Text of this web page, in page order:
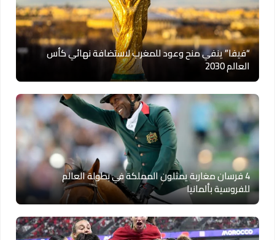
“فيفا” ينفي منح وعود للمغرب لاستضافة نهائي كأس
العالم 2030
4 فرسان مغاربة يمثلون المملكة في بطولة العالم
للفروسية بألمانيا